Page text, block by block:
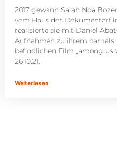
2017 gewann Sarah Noa
vom Haus des
realisierte sie mit Daniel
Aufnahmen zu ihrem damals
befindlichen Film „among us
26.10.21.
Weiterlesen